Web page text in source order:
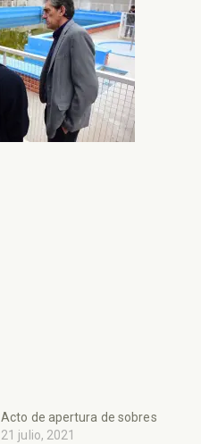
Acto de apertura de sobres
21 julio, 2021